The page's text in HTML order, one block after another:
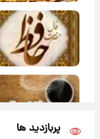
پربازدید ها